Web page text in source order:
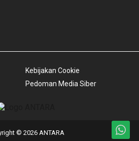
Kebijakan Cookie
Pedoman Media Siber
© 2026 ANTARA